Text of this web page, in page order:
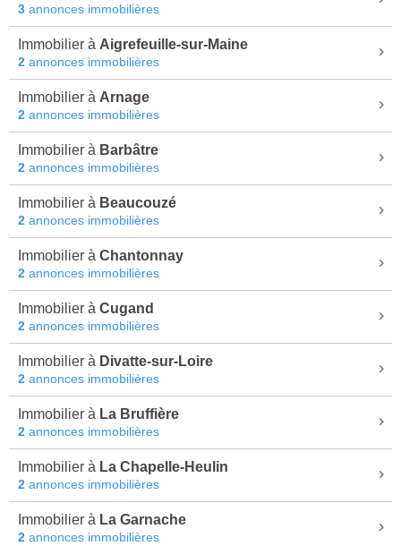
3 annonces immobilières
Immobilier à Aigrefeuille-sur-Maine
2 annonces immobilières
Immobilier à Arnage
2 annonces immobilières
Immobilier à Barbâtre
2 annonces immobilières
Immobilier à Beaucouzé
2 annonces immobilières
Immobilier à Chantonnay
2 annonces immobilières
Immobilier à Cugand
2 annonces immobilières
Immobilier à Divatte-sur-Loire
2 annonces immobilières
Immobilier à La Bruffière
2 annonces immobilières
Immobilier à La Chapelle-Heulin
2 annonces immobilières
Immobilier à La Garnache
2 annonces immobilières